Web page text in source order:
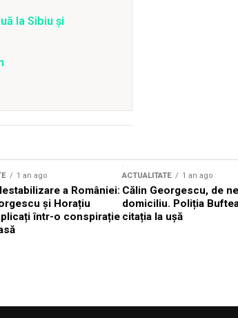
la Sibiu şi
1 an ago
a României:
și Horațiu
într-o conspirație
ACTUALITATE 1 an ago
Călin Georgescu, de
domiciliu. Poliția
citația la ușă